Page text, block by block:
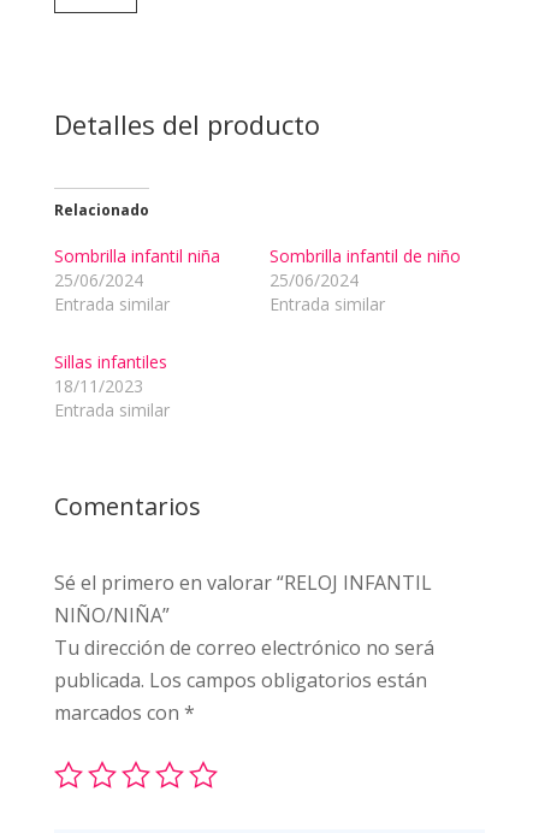
NIÑO/NIÑA
Detalles del producto
Relacionado
Sombrilla infantil niña
25/06/2024
Entrada similar
Sombrilla infantil de niño
25/06/2024
Entrada similar
Sillas infantiles
18/11/2023
Entrada similar
Comentarios
Sé el primero en valorar “RELOJ INFANTIL
NIÑO/NIÑA”
Tu dirección de correo electrónico no será
publicada. Los campos obligatorios están
marcados con *